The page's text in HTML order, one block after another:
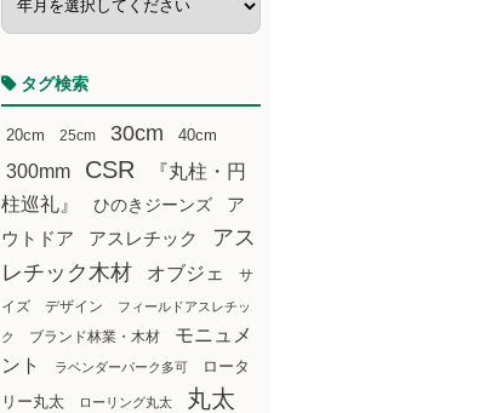
タグ検索
20cm 25cm 30cm 40cm
300mm CSR
『丸柱・円
柱巡礼』
ひのきジーンズ
ア
ウトドア
アスレチック
アス
レチック木材
オブジェ
サ
イズ
デザイン フィールドアスレチッ
ク ブランド林業・木材
モニュメ
ント
ラベンダーパーク多可
ロータ
リー丸太
ローリング丸太 丸太